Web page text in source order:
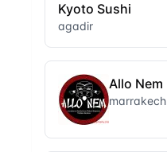
Kyoto Sushi
agadir
Allo Nem
marrakech